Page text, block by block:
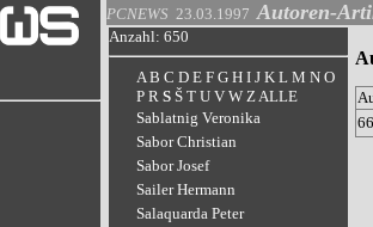
PCNEWS 23.03.1997 Autoren-
Anzahl: 650
A B C D E F G H I J K L M N O
P R S Š T U V W ZALLE
Sablatnig Veronika
Sabor Christian
Sabor Josef
Sailer Hermann
Salaquarda Peter
66